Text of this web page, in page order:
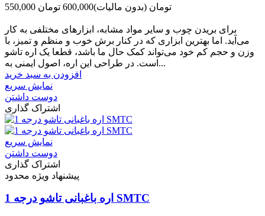
550,000 تومان (بدون مالیات)600,000 تومان
برای بریدن چوب و سایر مواد مشابه، ابزارهای مختلفی به کار
می‌آید. اما بهترین ابزاری که در کنار برش خوب و منظم و تمیز، با
وزن و حجم کم خود می‌تواند کمک حال ما باشد، قطعا یک اره تاشو
است. در طراحی این اره، اصول ایمنی به...
افزودن به سبد خرید
نمایش سریع
دوست داشتن
اشتراک گذاری
نمایش سریع
دوست داشتن
اشتراک گذاری
پیشنهاد ویژه محدود
اره باغبانی تاشو درجه 1 SMTC